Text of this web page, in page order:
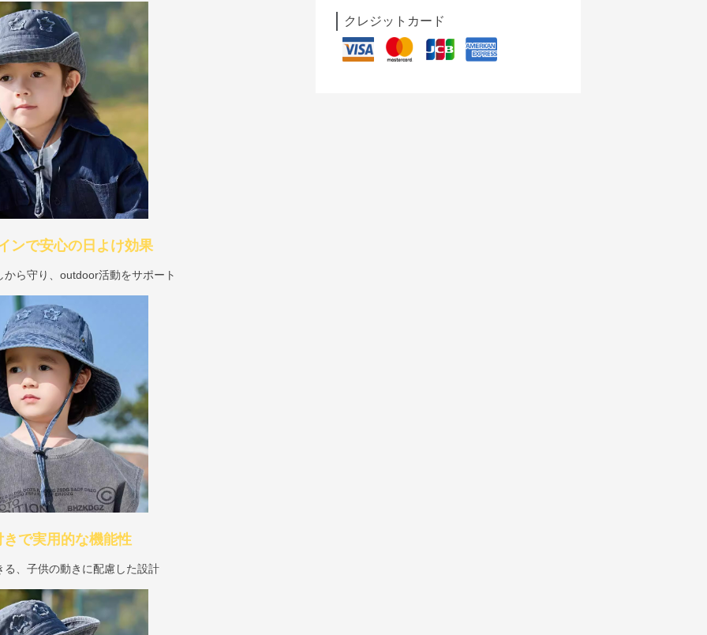
ンで安心の日よけ効果
ら守り、outdoor活動をサポート
きで実用的な機能性
る、子供の動きに配慮した設計
クレジットカード